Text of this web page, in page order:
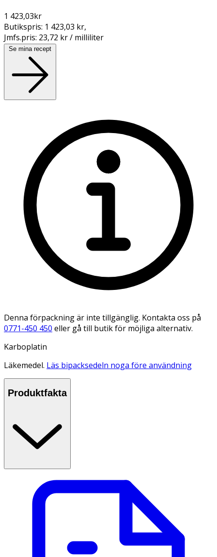
1 423,03kr
Butikspris: 1 423,03 kr,
Jmfs.pris: 23,72 kr / milliliter
Se mina recept
Denna förpackning är inte tillgänglig. Kontakta oss på
0771-450 450 eller gå till butik för möjliga alternativ.
Karboplatin
Läkemedel. Läs bipacksedeln noga före användning
Produktfakta